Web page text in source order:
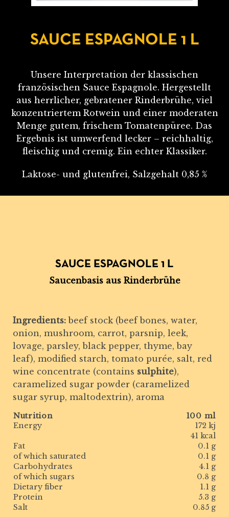
SAUCE ESPAGNOLE 1 L
Unsere Interpretation der klassischen
französischen Sauce Espagnole. Hergestellt
aus herrlicher, gebratener Rinderbrühe, viel
konzentriertem Rotwein und einer moderaten
Menge gutem, frischem Tomatenpüree. Das
Ergebnis ist umwerfend lecker – reichhaltig,
fleischig und cremig. Ein echter Klassiker.
Laktose- und glutenfrei, Salzgehalt 0,85 %
SAUCE ESPAGNOLE 1 L
Saucenbasis aus Rinderbrühe
Ingredients: beef stock (beef bones, water,
onion, mushroom, carrot, parsnip, leek,
lovage, parsley, black pepper, thyme, bay
leaf), modified starch, tomato purée, salt, red
wine concentrate (contains sulphite),
caramelized sugar powder (caramelized
sugar syrup, maltodextrin), aroma
Nutrition
100 ml
Energy
172 kj
41 kcal
Fat
0.1 g
of which saturated
0.1 g
Carbohydrates
4.1 g
of which sugars
0.8 g
Dietary fiber
1.1 g
Protein
5.3 g
Salt
0.85 g